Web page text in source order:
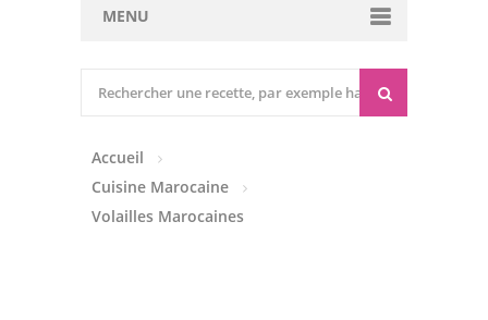
MENU
Entrées Froides
Tajines
Accueil
Cuisine Marocaine
Volailles Marocaines